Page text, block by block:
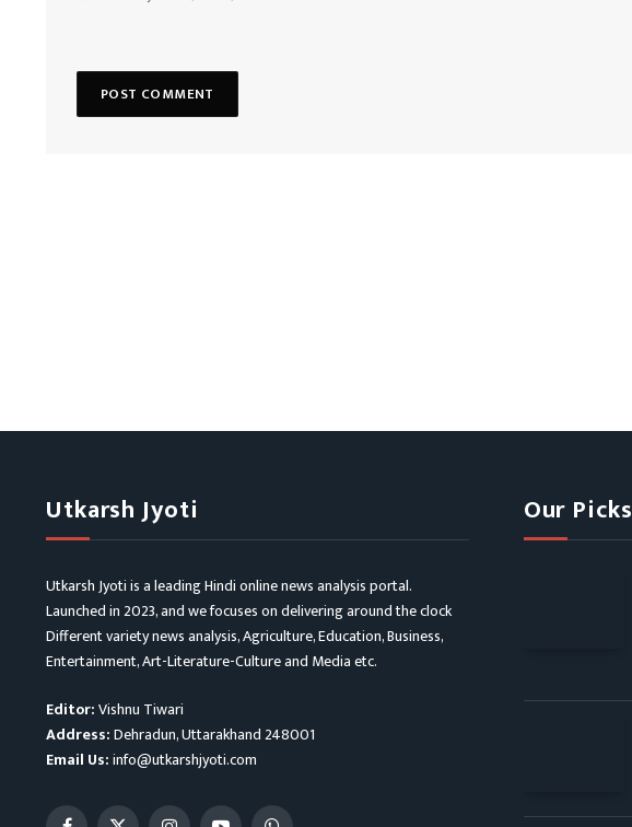
Utkarsh Jyoti
Utkarsh Jyoti is a leading Hindi online news analysis portal.
Launched in 2023, and we focuses on delivering around the clock
Different variety news analysis, Agriculture, Education, Business,
Entertainment, Art-Literature-Culture and Media etc.
Editor:Vishnu Tiwari
Address:Dehradun, Uttarakhand 248001
Email Us:info@utkarshjyoti.com
Our Picks